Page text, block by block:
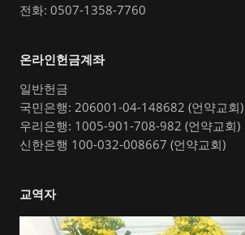
전화: 0507-1358-7760
온라인헌금계좌
일반헌금
국민은행: 206001-04-148682 (언약교회)
우리은행: 1005-901-708-982 (언약교회)
신한은행 100-032-008667 (언약교회)
교역자